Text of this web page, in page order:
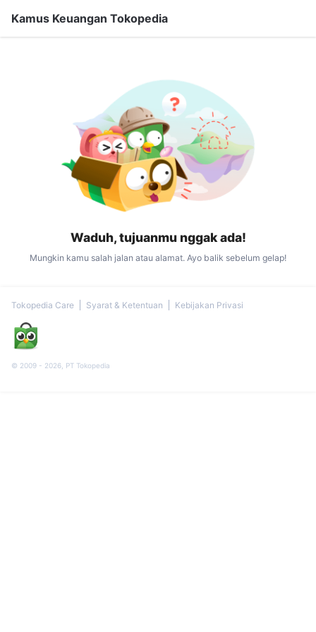
Kamus Keuangan Tokopedia
Waduh, tujuanmu nggak ada!
Mungkin kamu salah jalan atau alamat. Ayo balik sebelum gelap!
Tokopedia Care Syarat & Ketentuan Kebijakan Privasi
© 2009 - 2026 , PT Tokopedia